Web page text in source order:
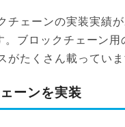
チェーンの実装実績
。ブロックチェーン
がたくさん載っていま
ーンを実装